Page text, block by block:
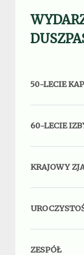
50-LECIE
60-LECIE
KRAJOWY
ZESPÓŁ